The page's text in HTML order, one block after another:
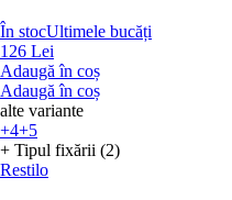
În stocUltimele bucăți
126 Lei
Adaugă în coș
Adaugă în coș
alte variante
+4+5
+ Tipul fixării (2)
Restilo